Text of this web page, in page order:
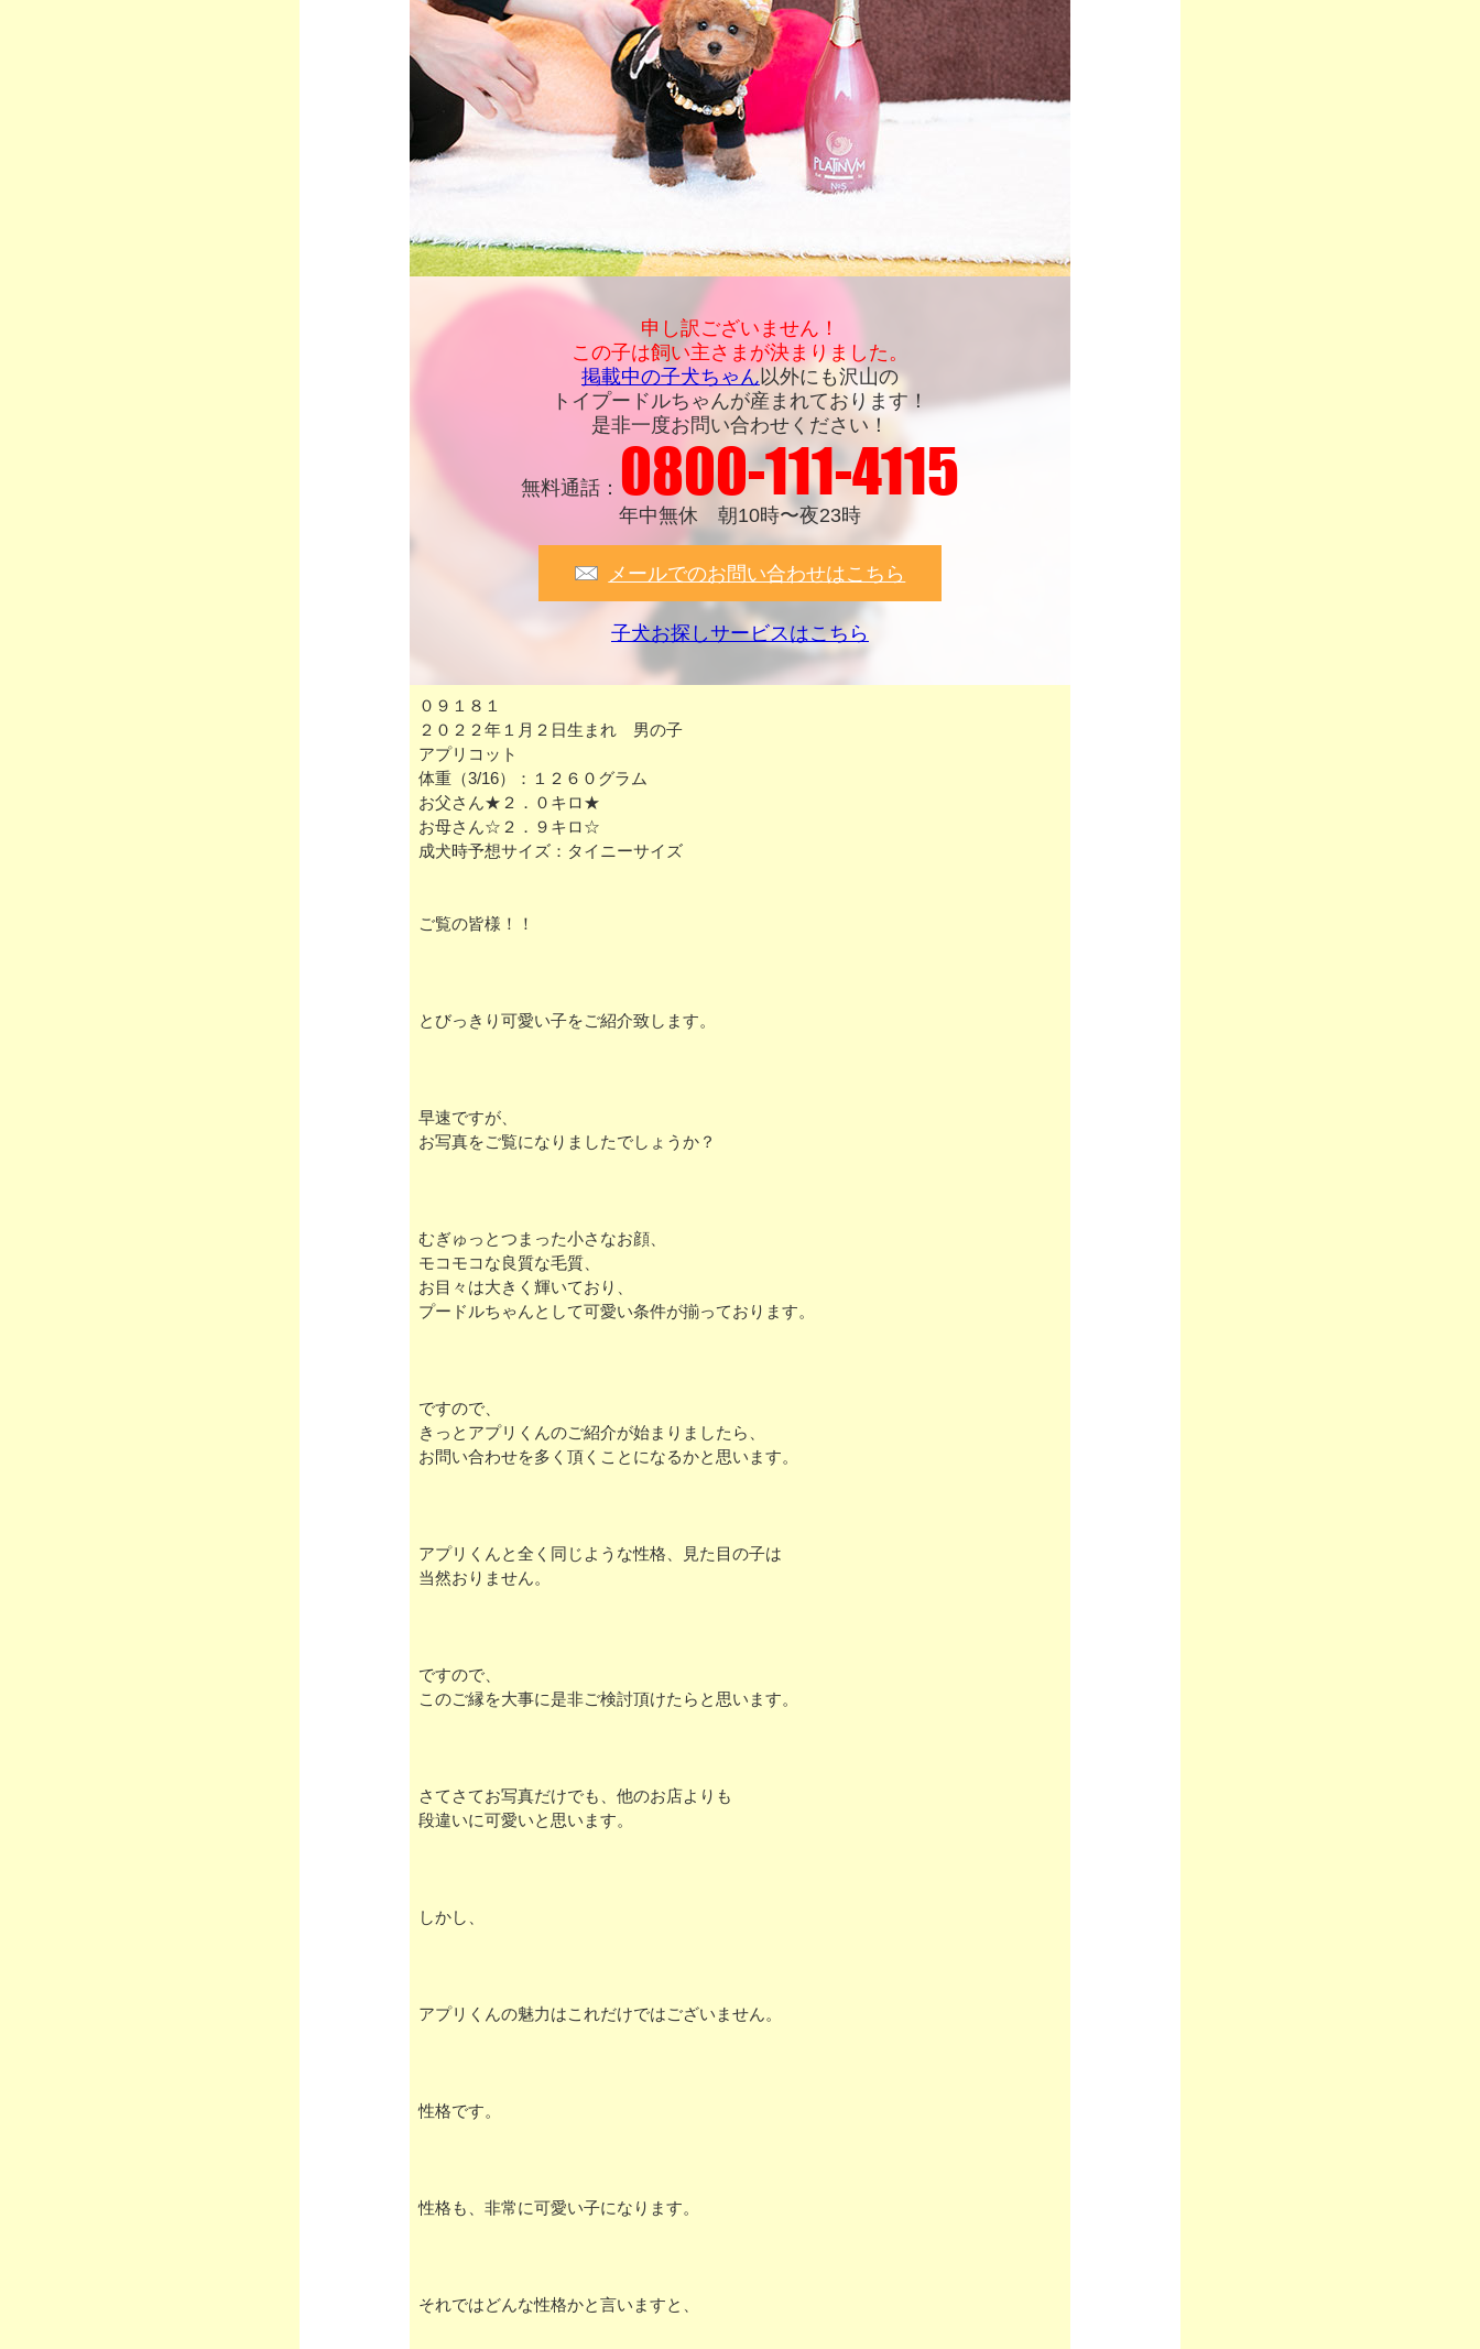
申し訳ございません！
この子は飼い主さまが決まりました。
掲載中の子犬ちゃん以外にも沢山の
トイプードルちゃんが産まれております！
是非一度お問い合わせください！
無料通話： 0800-111-4115
年中無休 朝10時〜夜23時
メールでのお問い合わせはこちら
子犬お探しサービスはこちら
０９１８１
２０２２年１月２日生まれ 男の子
アプリコット
体重（3/16）：１２６０グラム
お父さん★２．０キロ★
お母さん☆２．９キロ☆
成犬時予想サイズ：タイニーサイズ
ご覧の皆様！！
とびっきり可愛い子をご紹介致します。
早速ですが、
お写真をご覧になりましたでしょうか？
むぎゅっとつまった小さなお顔、
モコモコな良質な毛質、
お目々は大きく輝いており、
プードルちゃんとして可愛い条件が揃っております。
ですので、
きっとアプリくんのご紹介が始まりましたら、
お問い合わせを多く頂くことになるかと思います。
アプリくんと全く同じような性格、見た目の子は
当然おりません。
ですので、
このご縁を大事に是非ご検討頂けたらと思います。
さてさてお写真だけでも、他のお店よりも
段違いに可愛いと思います。
しかし、
アプリくんの魅力はこれだけではございません。
性格です。
性格も、非常に可愛い子になります。
それではどんな性格かと言いますと、